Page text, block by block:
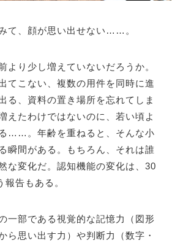
て、顔が思い出せない……。
より少し増えていないだろうか。
てこない、複数の用件を同時に進
る、資料の置き場所を忘れてしま
えたわけではないのに、若い頃よ
……。年齢を重ねると、そんな小
瞬間がある。もちろん、それは誰
な変化だ。認知機能の変化は、30
報告もある。
一部である視覚的な記憶力（図形
ら思い出す力）や判断力（数字・